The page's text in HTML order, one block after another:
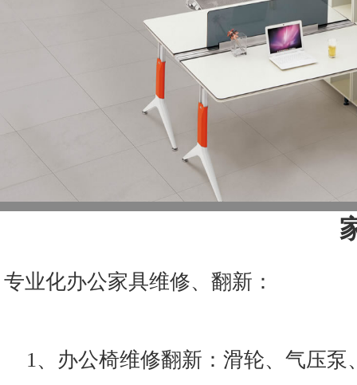
专业化办公家具维修、翻新：
1、办公椅维修翻新：滑轮、气压泵